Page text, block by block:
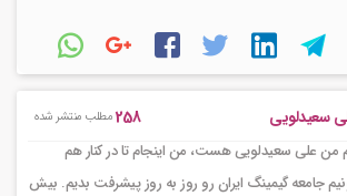
سعیدلویی 258مطلب منتشر شده
من علی سعیدلویی هست، من اینجام تا در کنار هم
جامعه گیمینگ ایران رو روز به روز پیشرفت بدیم. بیش